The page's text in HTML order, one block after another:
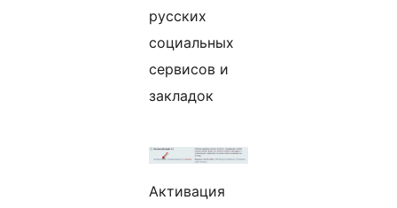
русских
социальных
сервисов и
закладок
Активация